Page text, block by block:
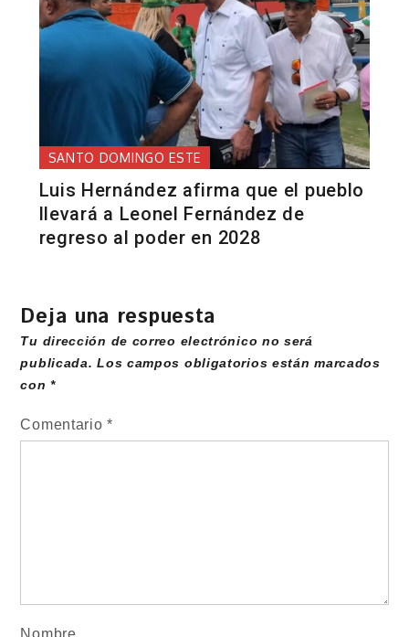
SANTO DOMINGO ESTE
Luis Hernández afirma que el pueblo
llevará a Leonel Fernández de
regreso al poder en 2028
Deja una respuesta
Tu dirección de correo electrónico no será
publicada. Los campos obligatorios están marcados
con*
Comentario*
Nombre